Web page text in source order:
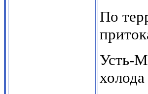
По
Усть-